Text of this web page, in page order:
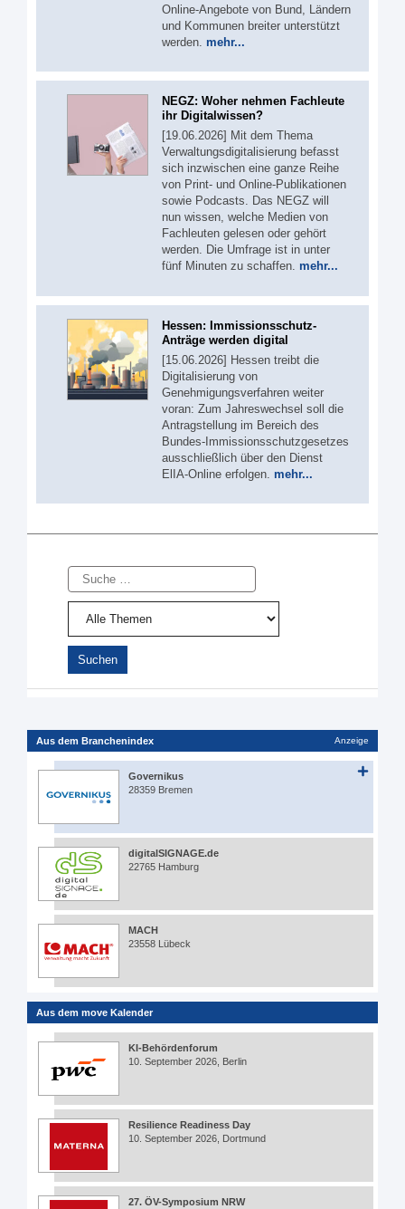
Online-Angebote von Bund, Ländern
und Kommunen breiter unterstützt
werden. mehr...
NEGZ: Woher nehmen Fachleute
ihr Digitalwissen?
[19.06.2026] Mit dem Thema
Verwaltungsdigitalisierung befasst
sich inzwischen eine ganze Reihe
von Print- und Online-Publikationen
sowie Podcasts. Das NEGZ will
nun wissen, welche Medien von
Fachleuten gelesen oder gehört
werden. Die Umfrage ist in unter
fünf Minuten zu schaffen. mehr...
Hessen: Immissionsschutz-
Anträge werden digital
[15.06.2026] Hessen treibt die
Digitalisierung von
Genehmigungsverfahren weiter
voran: Zum Jahreswechsel soll die
Antragstellung im Bereich des
Bundes-Immissionsschutzgesetzes
ausschließlich über den Dienst
ElIA-Online erfolgen. mehr...
Suche
Aus dem Branchenindex Anzeige
Governikus
28359 Bremen
digitalSIGNAGE.de
22765 Hamburg
MACH
23558 Lübeck
Aus dem move Kalender
KI-Behördenforum
10. September 2026, Berlin
Resilience Readiness Day
10. September 2026, Dortmund
27. ÖV-Symposium NRW